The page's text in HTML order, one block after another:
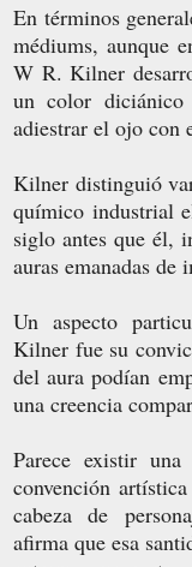
En términos
médiums, aunque
W R. Kilner
un color diciánico
adiestrar el ojo con
Kilner distinguió
químico industrial
siglo antes que él,
auras emanadas de
Un aspecto
Kilner fue su
del aura podían
una creencia
Parece existir
convención
cabeza de
afirma que esa